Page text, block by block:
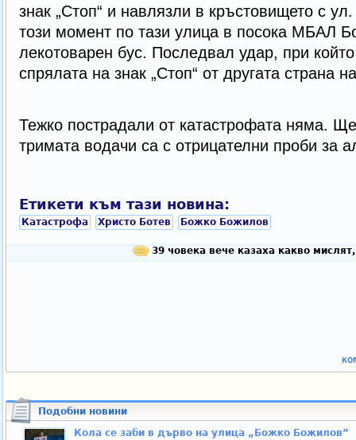
знак „Стоп“ и навлязли в кръстовището с
този момент по тази улица в посока МБАЛ
лекотоварен бус. Последвал удар, при
спрялата на знак „Стоп“ от другата страна
Тежко пострадали от катастрофата няма.
тримата водачи са с отрицателни проби за
Етикети към тази новина:
Катастрофа Христо Ботев Божко Божилов
39 човека вече казаха какво
Подобни новини
Кола се заби в дърво на улица „Божко Божилов”